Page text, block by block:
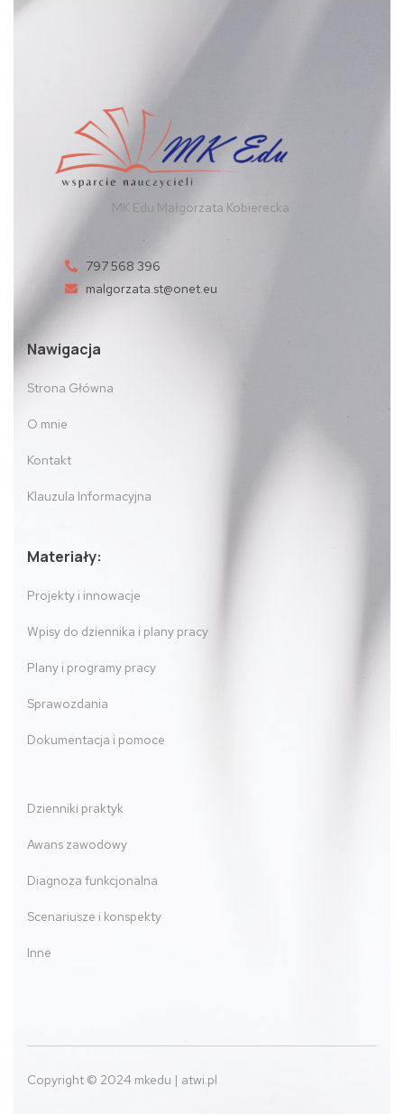
MK Edu Małgorzata Kobierecka
797 568 396
malgorzata.st@onet.eu
Nawigacja
Strona Główna
O mnie
Kontakt
Klauzula Informacyjna
Materiały:
Projekty i innowacje
Wpisy do dziennika i plany pracy
Plany i programy pracy
Sprawozdania
Dokumentacja i pomoce
Dzienniki praktyk
Awans zawodowy
Diagnoza funkcjonalna
Scenariusze i konspekty
Inne
Copyright © 2024 mkedu | atwi.pl